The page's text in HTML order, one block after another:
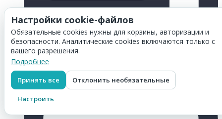
Настройки cookie-файлов
Обязательные cookies нужны для корзины, авторизации и
безопасности. Аналитические cookies включаются только с
вашего разрешения.
Подробнее
Принять все Отклонить необязательные
Настроить